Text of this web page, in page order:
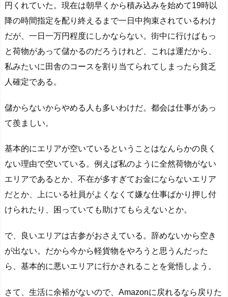
円くれていた。現在は朝早くから積み込みを始めて19時以
降の時間指定を配り終えるまで一日中拘束されているわけ
だが、一日一万円程度にしかならない。街中に行けばもっ
と荷物があって儲かるのだろうけれど、これは運だから、
私みたいに田舎のコースを割り当てられてしまったら貧乏
人確定である。
儲からないからやめる人も多いわけだ。都会は仕事があっ
て羨ましい。
基本的にエリアが空いているということはなんらかの良く
ない理由で空いている。例えば私のように全然荷物がない
エリアであるとか、不在が多すぎてお金にならないエリア
だとか、上にいる社員がよくなくて嫌な仕事ばかり押し付
けられたり、困っていても助けてもらえないとか。
で、良いエリアは古参がおさえている。辞めないから空き
が出ない。だから今から軽貨物をやろうと思うんだった
ら、基本的に悪いエリアに行かされることを覚悟しよう。
さて、生活に余裕がないので、Amazonに戻れるなら戻りた